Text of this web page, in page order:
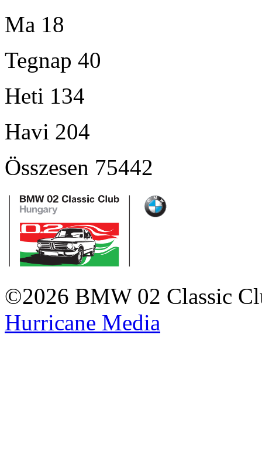
Ma 18
Tegnap 40
Heti 134
Havi 204
Összesen 75442
©2026 BMW 02 Classic
Hurricane Media